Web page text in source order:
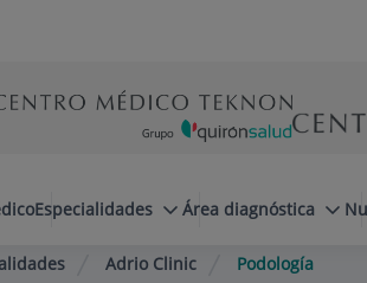
Especialidades Área diagnóstica
Adrio Clinic Podología